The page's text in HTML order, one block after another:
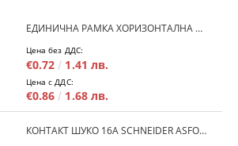
ЕДИНИЧНА РАМКА ХОРИЗОНТАЛНА SCHNEIDER ASFORA EPH5800171 - АНТРАЦИТ
Цена без ДДС:
€0.72 1.41 лв.
Цена с ДДС:
€0.86 1.68 лв.
КОНТАКТ ШУКО 16A SCHNEIDER ASFORA EPH2900171 - АНРАЦИТ